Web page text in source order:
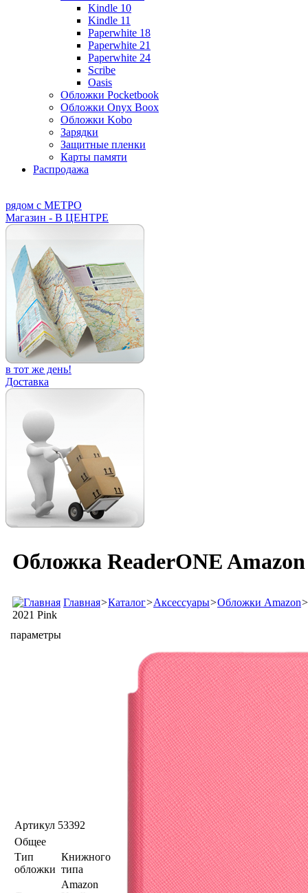
Kindle 10
Kindle 11
Paperwhite 18
Paperwhite 21
Paperwhite 24
Scribe
Oasis
Обложки Pocketbook
Обложки Onyx Boox
Обложки Kobo
Зарядки
Защитные пленки
Карты памяти
Распродажа
рядом с МЕТРО
Магазин - В ЦЕНТРЕ
в тот же день!
Доставка
Обложка ReaderONE
Главная>Каталог>Аксессуары>Обложки Amazon>
2021 Pink
параметры
Артикул 53392
Общее
Тип
обложки
Книжного
типа
Amazon